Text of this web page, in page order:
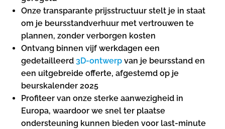
Onze transparante prijsstructuur stelt je in staat
om je beursstandverhuur met vertrouwen te
plannen, zonder verborgen kosten
Ontvang binnen vijf werkdagen een
gedetailleerd 3D-ontwerp van je beursstand en
een uitgebreide offerte, afgestemd op je
beurskalender 2025
Profiteer van onze sterke aanwezigheid in
Europa, waardoor we snel ter plaatse
ondersteuning kunnen bieden voor last-minute